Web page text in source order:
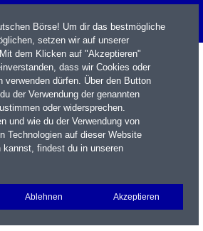
Watchlist Portfolio Login
Börse! Um dir das bestmögliche
setzen wir auf unserer
dem Klicken auf "Akzeptieren"
dass wir Cookies oder
verwenden dürfen. Über den Button
der Verwendung der genannten
oder widersprechen.
und wie du der Verwendung von
Technologien auf dieser Website
kannst, findest du in unseren
Ablehnen Akzeptieren